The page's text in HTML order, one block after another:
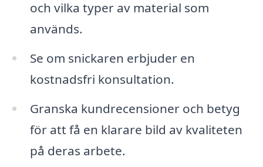
och vilka typer av material som
används.
Se om snickaren erbjuder en
kostnadsfri konsultation.
Granska kundrecensioner och betyg
för att få en klarare bild av kvaliteten
på deras arbete.